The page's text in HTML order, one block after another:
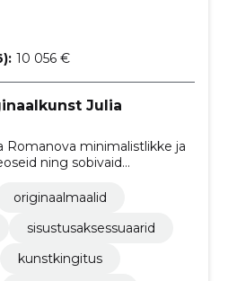
10 056 €
Julia
Romanova minimalistlikke ja
ning sobivaid
kunstnikult läbipaistva
originaalmaalid
sisustusaksessuaarid
kunstkingitus